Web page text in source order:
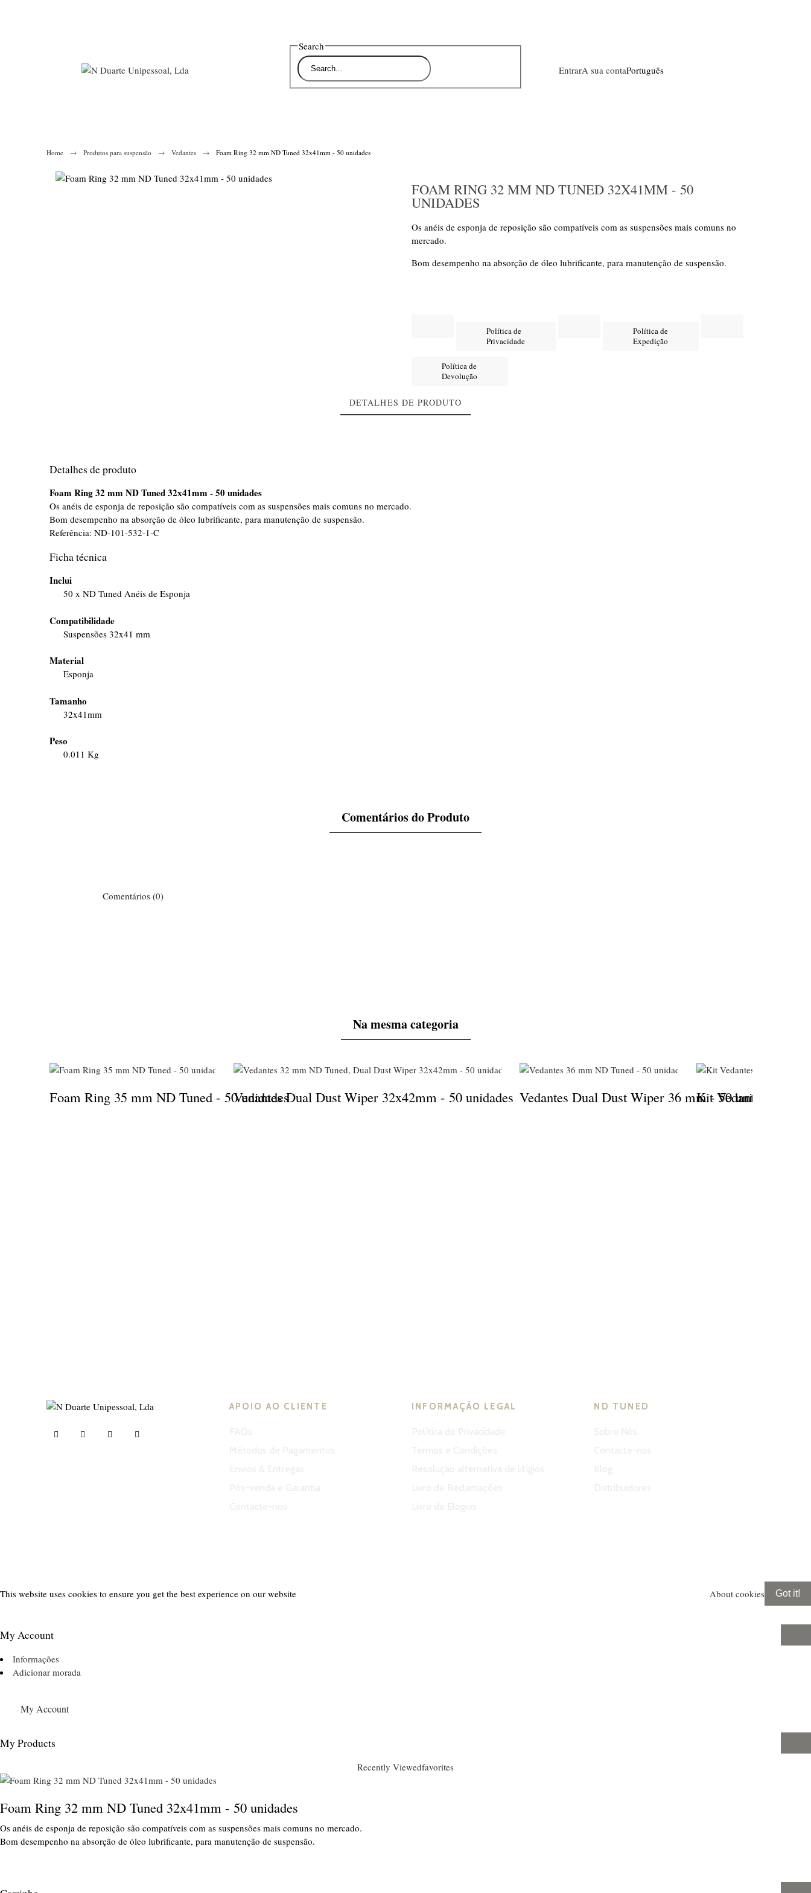
Search
EntrarA sua contaPortuguês
Home Produtos para suspensão Vedantes Foam Ring 32 mm ND Tuned 32x41mm - 50 unidades
FOAM RING 32 MM ND TUNED 32X41MM - 50
UNIDADES
Os anéis de esponja de reposição são compatíveis com as suspensões mais comuns no
mercado.
Bom desempenho na absorção de óleo lubrificante, para manutenção de suspensão.
Política de
Privacidade
Política de
Expedição
Política de
Devolução
DETALHES DE PRODUTO
Detalhes de produto
Foam Ring 32 mm ND Tuned 32x41mm - 50 unidades
Os anéis de esponja de reposição são compatíveis com as suspensões mais comuns no mercado.
Bom desempenho na absorção de óleo lubrificante, para manutenção de suspensão.
Referência:ND-101-532-1-C
Ficha técnica
Inclui
50 x ND Tuned Anéis de Esponja
Compatibilidade
Suspensões 32x41 mm
Material
Esponja
Tamanho
32x41mm
Peso
0.011 Kg
Comentários do Produto
Comentários (0)
Na mesma categoria
Foam Ring 35 mm ND Tuned - 50 unidadesVedantes Dual Dust Wiper 32x42mm - 50 unidades Vedantes Dual Dust Wiper 36 mm - 50 unidades
Kit Vedante
APOIO AO CLIENTE INFORMAÇÃO LEGAL ND TUNED
This website uses cookies to ensure you get the best experience on our website About cookies Got it!
My Account
Informações
Adicionar morada
My Account
My Products
Recently Viewedfavorites
Foam Ring 32 mm ND Tuned 32x41mm - 50 unidades
Os anéis de esponja de reposição são compatíveis com as suspensões mais comuns no mercado.
Bom desempenho na absorção de óleo lubrificante, para manutenção de suspensão.